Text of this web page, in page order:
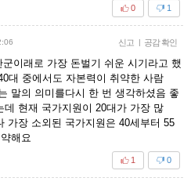
1
0
신고 | 공감 확인
이래로 가장 돈벌기 쉬운 시기라고 했
대 중에서도 자본력이 취약한 사람
말의 의미를다시 한 번 생각하셨음 좋
데 현재 국가지원이 20대가 가장 많
가장 소외된 국가지원은 40세부터 55
해요
0
1